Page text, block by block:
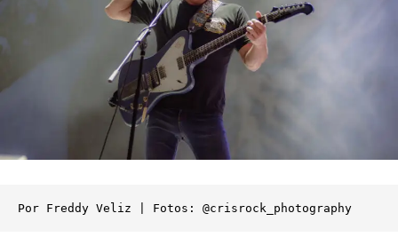
Por Freddy Veliz | Fotos: @crisrock_photography